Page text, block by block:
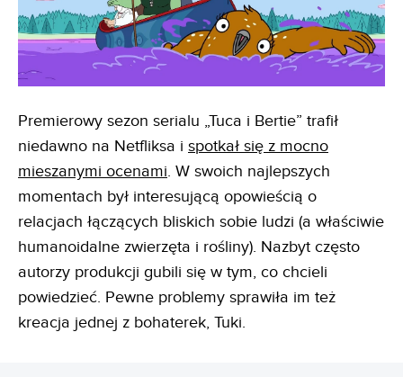
Premierowy sezon serialu „Tuca i Bertie” trafił
niedawno na Netfliksa i spotkał się z mocno
mieszanymi ocenami. W swoich najlepszych
momentach był interesującą opowieścią o
relacjach łączących bliskich sobie ludzi (a właściwie
humanoidalne zwierzęta i rośliny). Nazbyt często
autorzy produkcji gubili się w tym, co chcieli
powiedzieć. Pewne problemy sprawiła im też
kreacja jednej z bohaterek, Tuki.